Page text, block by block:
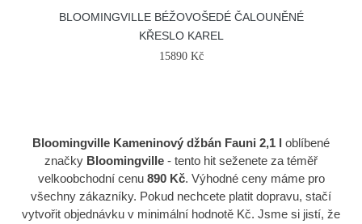
BLOOMINGVILLE BÉŽOVOŠEDÉ ČALOUNĚNÉ
KŘESLO KAREL
15890 Kč
Bloomingville Kameninový džbán Fauni 2,1 l oblíbené
značky Bloomingville - tento hit seženete za téměř
velkoobchodní cenu 890 Kč. Výhodné ceny máme pro
všechny zákazníky. Pokud nechcete platit dopravu, stačí
vytvořit objednávku v minimální hodnotě Kč. Jsme si jistí, že